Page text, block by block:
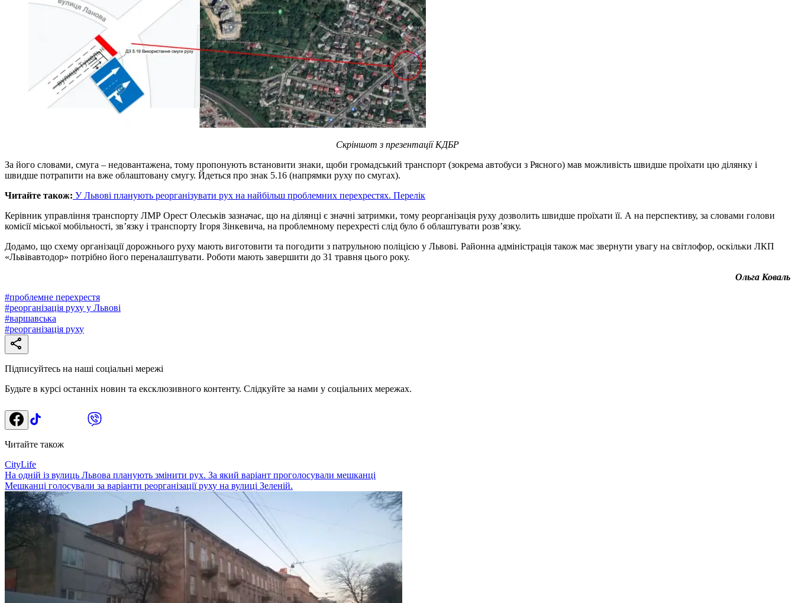
Скріншот з презентації КДБР
За його словами, смуга – недовантажена, тому пропонують встановити знаки, щоби громадський транспорт (зокрема автобуси з Рясного) мав можливість швидше проїхати цю ділянку і
швидше потрапити на вже облаштовану смугу. Йдеться про знак 5.16 (напрямки руху по смугах).
Читайте також: У Львові планують реорганізувати рух на найбільш проблемних перехрестях. Перелік
Керівник управління транспорту ЛМР Орест Олеськів зазначає, що на ділянці є значні затримки, тому реорганізація руху дозволить швидше проїхати її. А на перспективу, за словами голови
комісії міської мобільності, зв’язку і транспорту Ігоря Зінкевича, на проблемному перехресті слід було б облаштувати розв’язку.
Додамо, що схему організації дорожнього руху мають виготовити та погодити з патрульною поліцією у Львові. Районна адміністрація також має звернути увагу на світлофор, оскільки ЛКП
«Львівавтодор» потрібно його переналаштувати. Роботи мають завершити до 31 травня цього року.
Ольга Коваль
#проблемне перехрестя
#реорганізація руху у Львові
#варшавська
#реорганізація руху
Підписуйтесь на наші соціальні мережі
Будьте в курсі останніх новин та ексклюзивного контенту. Слідкуйте за нами у соціальних мережах.
Читайте також
CityLife
На одній із вулиць Львова планують змінити рух. За який варіант проголосували мешканці
Мешканці голосували за варіанти реорганізації руху на вулиці Зеленій.